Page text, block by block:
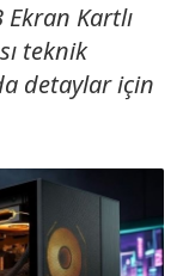
Ekran Kartlı
teknik
detaylar için